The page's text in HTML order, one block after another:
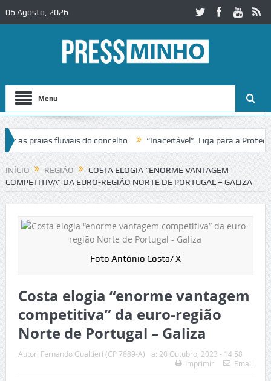
06 Agosto, 2026
Menu
praias fluviais do concelho “Inaceitável”. Liga para a Proteção
de trânsito no IC2 em Alcobaça Igreja do Castelo de Cerveira
INÍCIO REGIÃO
COSTA ELOGIA “ENORME VANTAGEM
COMPETITIVA” DA EURO-REGIÃO NORTE DE PORTUGAL – GALIZA
Foto António Costa/ X
Costa elogia “enorme vantagem
competitiva” da euro-região
Norte de Portugal – Galiza
Autor: Fernando Gualtieri (CP 7889-A) a: 20 Outubro, 2023 - 14:58
Imprimir
Email